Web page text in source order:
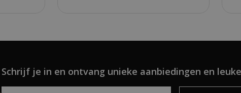
Schrijf je in en ontvang unieke aanbiedingen en